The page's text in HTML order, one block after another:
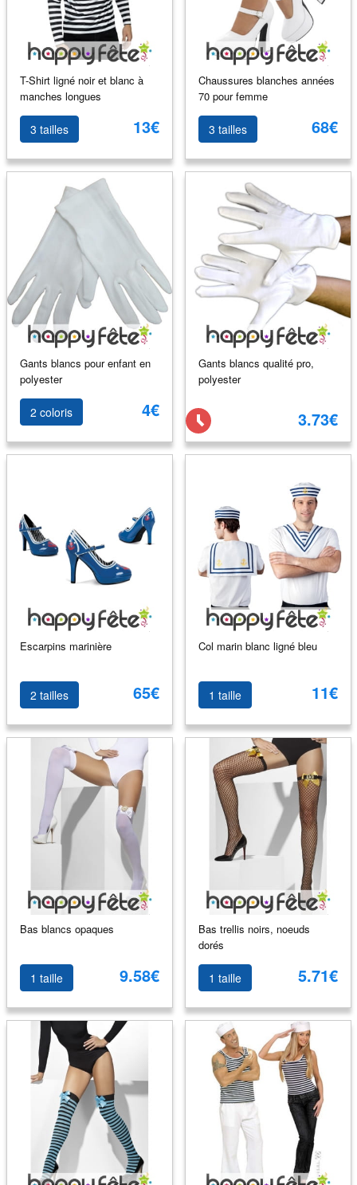
T-Shirt ligné noir et blanc à
manches longues
3 tailles 13€
Chaussures blanches années
70 pour femme
3 tailles 68€
Gants blancs pour enfant en
polyester
2 coloris 4€
Gants blancs qualité pro,
polyester
3.73€
Escarpins marinière
2 tailles 65€
Col marin blanc ligné bleu
1 taille 11€
Bas blancs opaques
1 taille 9.58€
Bas trellis noirs, noeuds
dorés
1 taille 5.71€